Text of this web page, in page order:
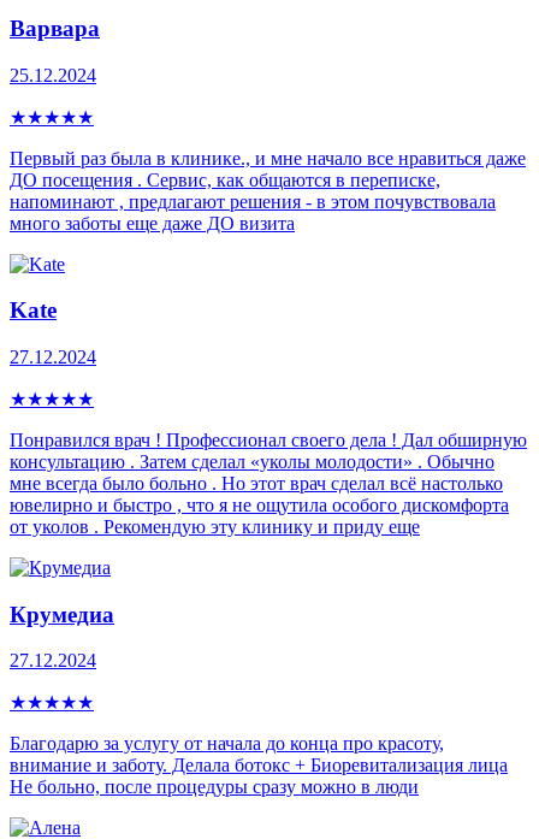
Варвара
25.12.2024
★★★★★
Первый раз была в клинике., и мне начало все нравиться даже
ДО посещения . Сервис, как общаются в переписке,
напоминают , предлагают решения - в этом почувствовала
много заботы еще даже ДО визита
Kate
27.12.2024
★★★★★
Понравился врач ! Профессионал своего дела ! Дал обширную
консультацию . Затем сделал «уколы молодости» . Обычно
мне всегда было больно . Но этот врач сделал всё настолько
ювелирно и быстро , что я не ощутила особого дискомфорта
от уколов . Рекомендую эту клинику и приду еще
Крумедиа
27.12.2024
★★★★★
Благодарю за услугу от начала до конца про красоту,
внимание и заботу. Делала ботокс + Биоревитализация лица
Не больно, после процедуры сразу можно в люди